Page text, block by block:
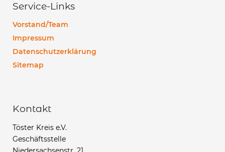
Service-Links
Vorstand/Team
Impressum
Datenschutzerklärung
Sitemap
Kontakt
Töster Kreis e.V.
Geschäftsstelle